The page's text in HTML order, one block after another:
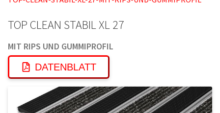
TOP CLEAN STABIL XL 27
MIT RIPS UND GUMMIPROFIL
DATENBLATT